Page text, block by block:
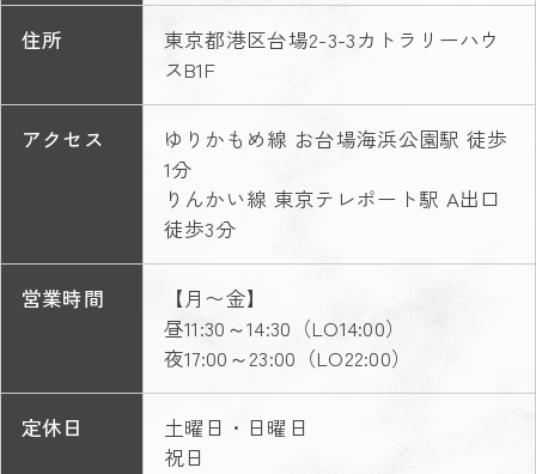
住所
東京都港区台場2-3-3カトラリーハウ
スB1F
アクセス
ゆりかもめ線 お台場海浜公園駅 徒歩
1分
りんかい線 東京テレポート駅 A出口
徒歩3分
営業時間
【月〜金】
昼11:30～14:30（LO14:00）
夜17:00～23:00（LO22:00）
定休日
土曜日・日曜日
祝日